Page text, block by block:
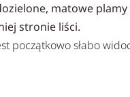
matowe plamy
stronie liści.
słabo